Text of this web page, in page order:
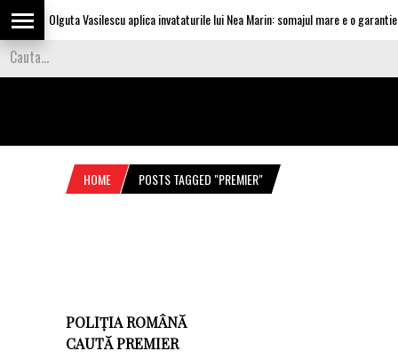
Olguta Vasilescu aplica invataturile lui Nea Marin: somajul mare e o garantie
HOME POSTS TAGGED "PREMIER"
POLIȚIA ROMÂNĂ
CAUTĂ PREMIER